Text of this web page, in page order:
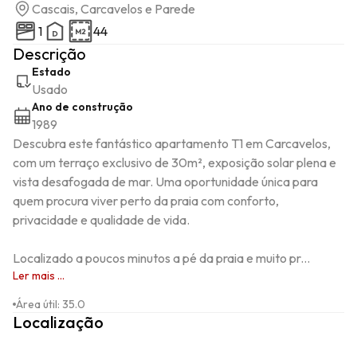
Cascais, Carcavelos e Parede
1
44
Descrição
Estado
Usado
Ano de construção
1989
Descubra este fantástico apartamento T1 em Carcavelos,
com um terraço exclusivo de 30m², exposição solar plena e
vista desafogada de mar. Uma oportunidade única para
quem procura viver perto da praia com conforto,
privacidade e qualidade de vida.
Localizado a poucos minutos a pé da praia e muito pr...
Ler mais ...
Área útil: 35.0
Localização